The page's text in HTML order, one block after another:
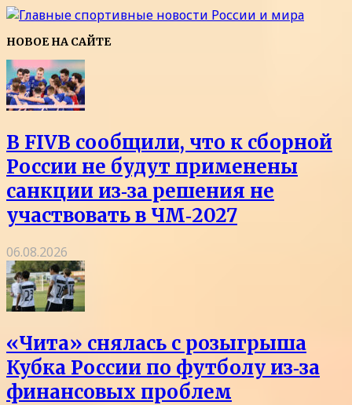
НОВОЕ НА САЙТЕ
В FIVB сообщили, что к сборной
России не будут применены
санкции из‑за решения не
участвовать в ЧМ‑2027
06.08.2026
«Чита» снялась с розыгрыша
Кубка России по футболу из‑за
финансовых проблем